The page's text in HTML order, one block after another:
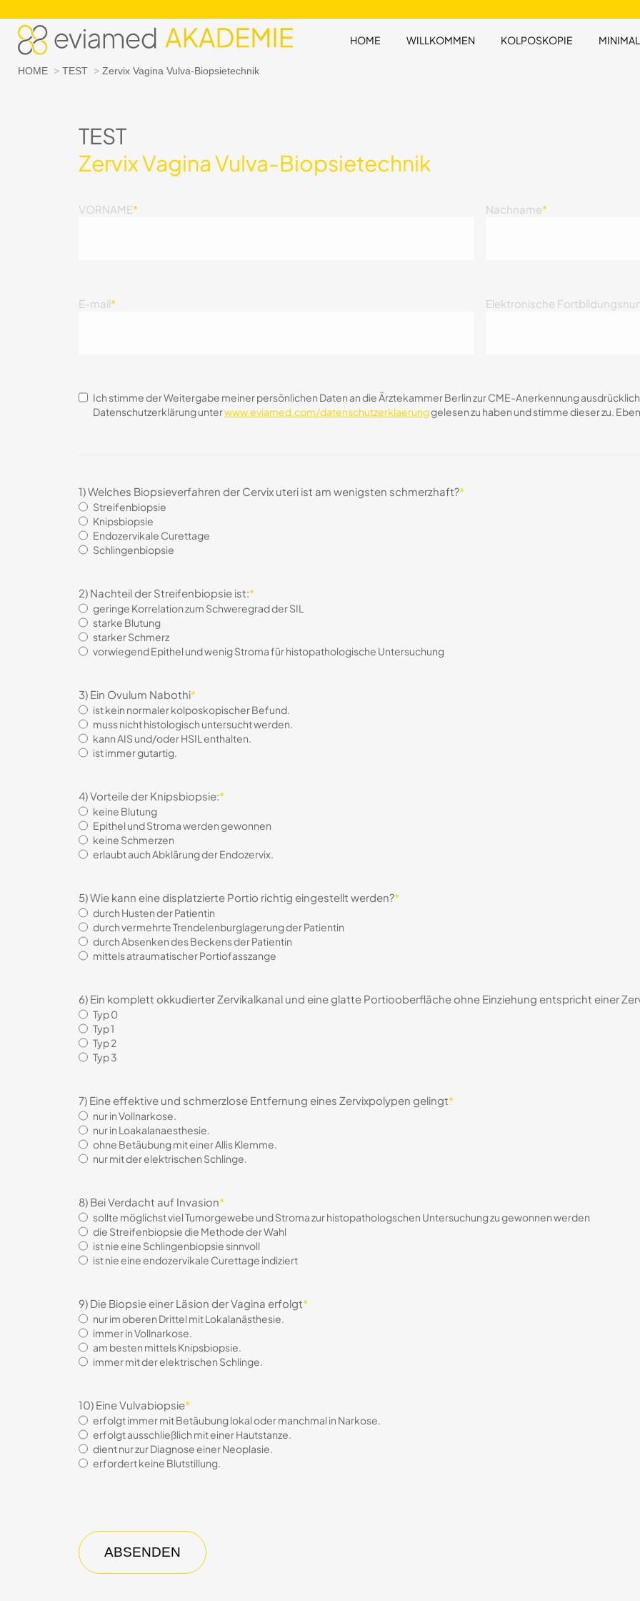
HOME WILLKOMMEN KOLPOSKOPIE
Sie befinden sich hier:
HOME TEST Zervix Vagina Vulva-Biopsietechnik
TEST
Zervix Vagina Vulva-Biopsietechnik
VORNAME* Nachname*
E-mail* Elektronische
consentimiento*
Ich stimme der Weitergabe meiner persönlichen Daten an die Ärztekammer Berlin zur CME-Anerkennung
Datenschutzerklärung unterwww.eviamed.com/datenschutzerklaerunggelesen zu haben und stimme dieser zu.
1) Welches Biopsieverfahren der Cervix uteri ist am wenigsten schmerzhaft?*
Streifenbiopsie
Knipsbiopsie
Endozervikale Curettage
Schlingenbiopsie
2) Nachteil der Streifenbiopsie ist:*
geringe Korrelation zum Schweregrad der SIL
starke Blutung
starker Schmerz
vorwiegend Epithel und wenig Stroma für histopathologische Untersuchung
3) Ein Ovulum Nabothi*
ist kein normaler kolposkopischer Befund.
muss nicht histologisch untersucht werden.
kann AIS und/oder HSIL enthalten.
ist immer gutartig.
4) Vorteile der Knipsbiopsie:*
keine Blutung
Epithel und Stroma werden gewonnen
keine Schmerzen
erlaubt auch Abklärung der Endozervix.
5) Wie kann eine displatzierte Portio richtig eingestellt werden?*
durch Husten der Patientin
durch vermehrte Trendelenburglagerung der Patientin
durch Absenken des Beckens der Patientin
mittels atraumatischer Portiofasszange
6) Ein komplett okkudierter Zervikalkanal und eine glatte Portiooberfläche ohne Einziehung entspricht einer
Typ 0
Typ 1
Typ 2
Typ 3
7) Eine effektive und schmerzlose Entfernung eines Zervixpolypen gelingt*
nur in Vollnarkose.
nur in Loakalanaesthesie.
ohne Betäubung mit einer Allis Klemme.
nur mit der elektrischen Schlinge.
8) Bei Verdacht auf Invasion*
sollte möglichst viel Tumorgewebe und Stroma zur histopathologschen Untersuchung zu gewonnen werden
die Streifenbiopsie die Methode der Wahl
ist nie eine Schlingenbiopsie sinnvoll
ist nie eine endozervikale Curettage indiziert
9) Die Biopsie einer Läsion der Vagina erfolgt*
nur im oberen Drittel mit Lokalanästhesie.
immer in Vollnarkose.
am besten mittels Knipsbiopsie.
immer mit der elektrischen Schlinge.
10) Eine Vulvabiopsie*
erfolgt immer mit Betäubung lokal oder manchmal in Narkose.
erfolgt ausschließlich mit einer Hautstanze.
dient nur zur Diagnose einer Neoplasie.
erfordert keine Blutstillung.